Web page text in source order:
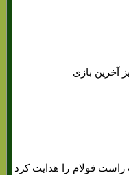
آخرین بازی
سمت راست فولام را هدایت کرد